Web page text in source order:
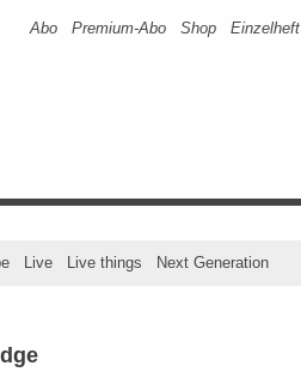
Abo Premium-Abo Shop Einzelheft
Live Live things Next Generation